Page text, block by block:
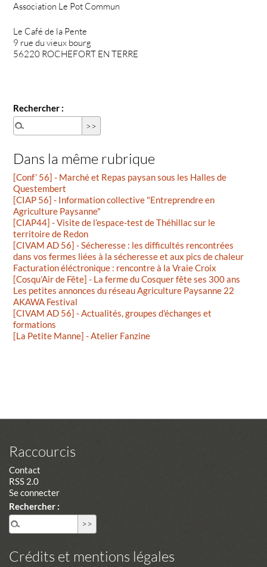
Association Le Pot Commun
Le Café de la Pente
9 rue du vieux bourg
56220 ROCHEFORT EN TERRE
Rechercher :
Dans la même rubrique
[Conf’ 56] - Marché et Repas paysan sous les Halles de
Questembert
[CIAP 56] - Information collective "Entreprendre en
Agriculture Paysanne"
[CIAP44] - Visite de l’espace-test de Théhillac sur le
territoire de Redon
[CIVAM AD 56] - Sécheresse : les difficultés rencontrées
dans vos fermes liées à la sécheresse et aux pics de chaleur
Facturation éléctronique : rencontre à la Vraie Croix
[Cosqu’Air de Fête] - La ferme du Cosquer fête ses 300 ans
Les petites annonces du réseau Agriculture Paysanne 22
AKAWA Festival
[CIVAM AD 56] - Actualités, groupes d’échanges et
formations
[La Petite Manne] - Atelier Fanzine
Raccourcis
Contact
RSS 2.0
Se connecter
Rechercher :
Crédits et mentions légales